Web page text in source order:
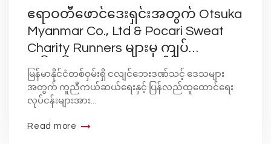
ဧရာဝတီဖောင်ဒေးရှင်းအတွက် Otsuka
Myanmar Co., Ltd & Pocari Sweat
Charity Runners များမှ ကျပ်
(၁၆,၁၆၅,၂၀၀) အား လှူဒါန်း
မြန်မာနိုင်ငံတစ်ဝှမ်းရှိ ငလျင်ဘေးဒဏ်သင့် ဒေသများ
အတွက် ကူညီကယ်ဆယ်ရေးနှင့် ပြန်လည်ထူထောင်ရေး
လုပ်ငန်းများအား...
Read more